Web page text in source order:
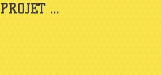
PROJET ...